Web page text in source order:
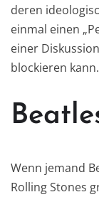
deren
einmal einen
einer
blockieren kann.
Wenn jemand
Rolling Stones